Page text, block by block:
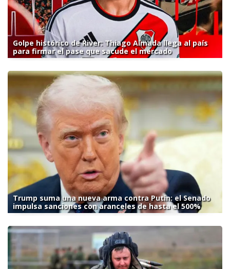
Golpe histórico de River: Thiago Almada llega al país
para firmar el pase que sacude el mercado
Trump suma una nueva arma contra Putin: el Senado
impulsa sanciones con aranceles de hasta el 500%